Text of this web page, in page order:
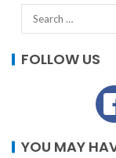
FOLLOW US
YOU MAY